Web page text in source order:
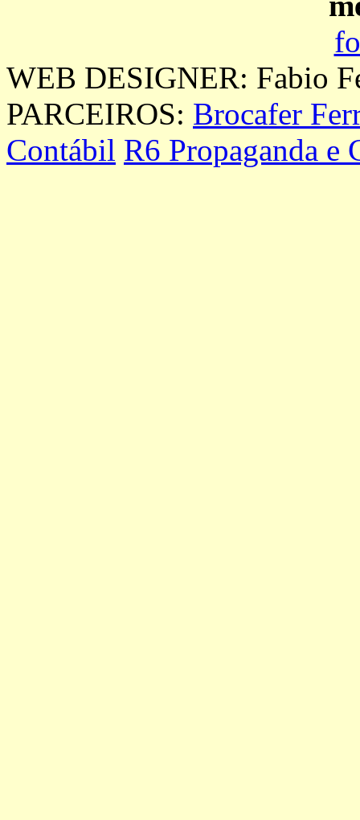
WEB DESIGNER: Fabio
PARCEIROS: Brocafer
Contábil R6 Propaganda e